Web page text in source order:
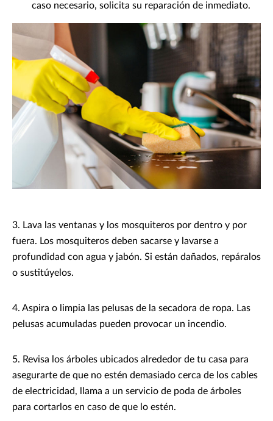
caso necesario, solicita su reparación de inmediato.
3. Lava las ventanas y los mosquiteros por dentro y por
fuera. Los mosquiteros deben sacarse y lavarse a
profundidad con agua y jabón. Si están dañados, repáralos
o sustitúyelos.
4. Aspira o limpia las pelusas de la secadora de ropa. Las
pelusas acumuladas pueden provocar un incendio.
5. Revisa los árboles ubicados alrededor de tu casa para
asegurarte de que no estén demasiado cerca de los cables
de electricidad, llama a un servicio de poda de árboles
para cortarlos en caso de que lo estén.